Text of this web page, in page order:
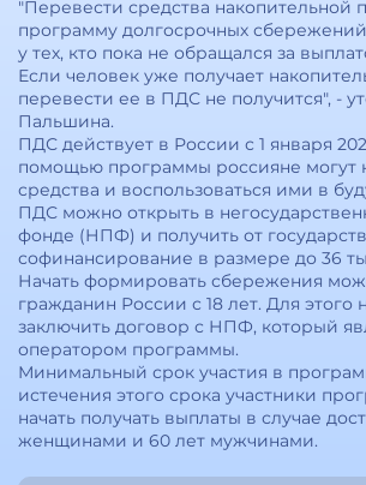
"Перевести средства накопительной
программу долгосрочных
у тех, кто пока не обращался за
Если человек уже получает
перевести ее в ПДС не получится", -
Пальшина.
ПДС действует в России с 1 января
помощью программы россияне могут
средства и воспользоваться ими в
ПДС можно открыть в
фонде (НПФ) и получить от
софинансирование в размере до 36
Начать формировать сбережения
гражданин России с 18 лет. Для этого
заключить договор с НПФ, который
оператором программы.
Минимальный срок участия в
истечения этого срока участники
начать получать выплаты в случае
женщинами и 60 лет мужчинами.